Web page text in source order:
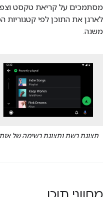
מסתמכים על קריאת טקסט
לארגן את התוכן לפי קטגוריות
משנה.
תצוגת רשת ותצוגת רשימה של